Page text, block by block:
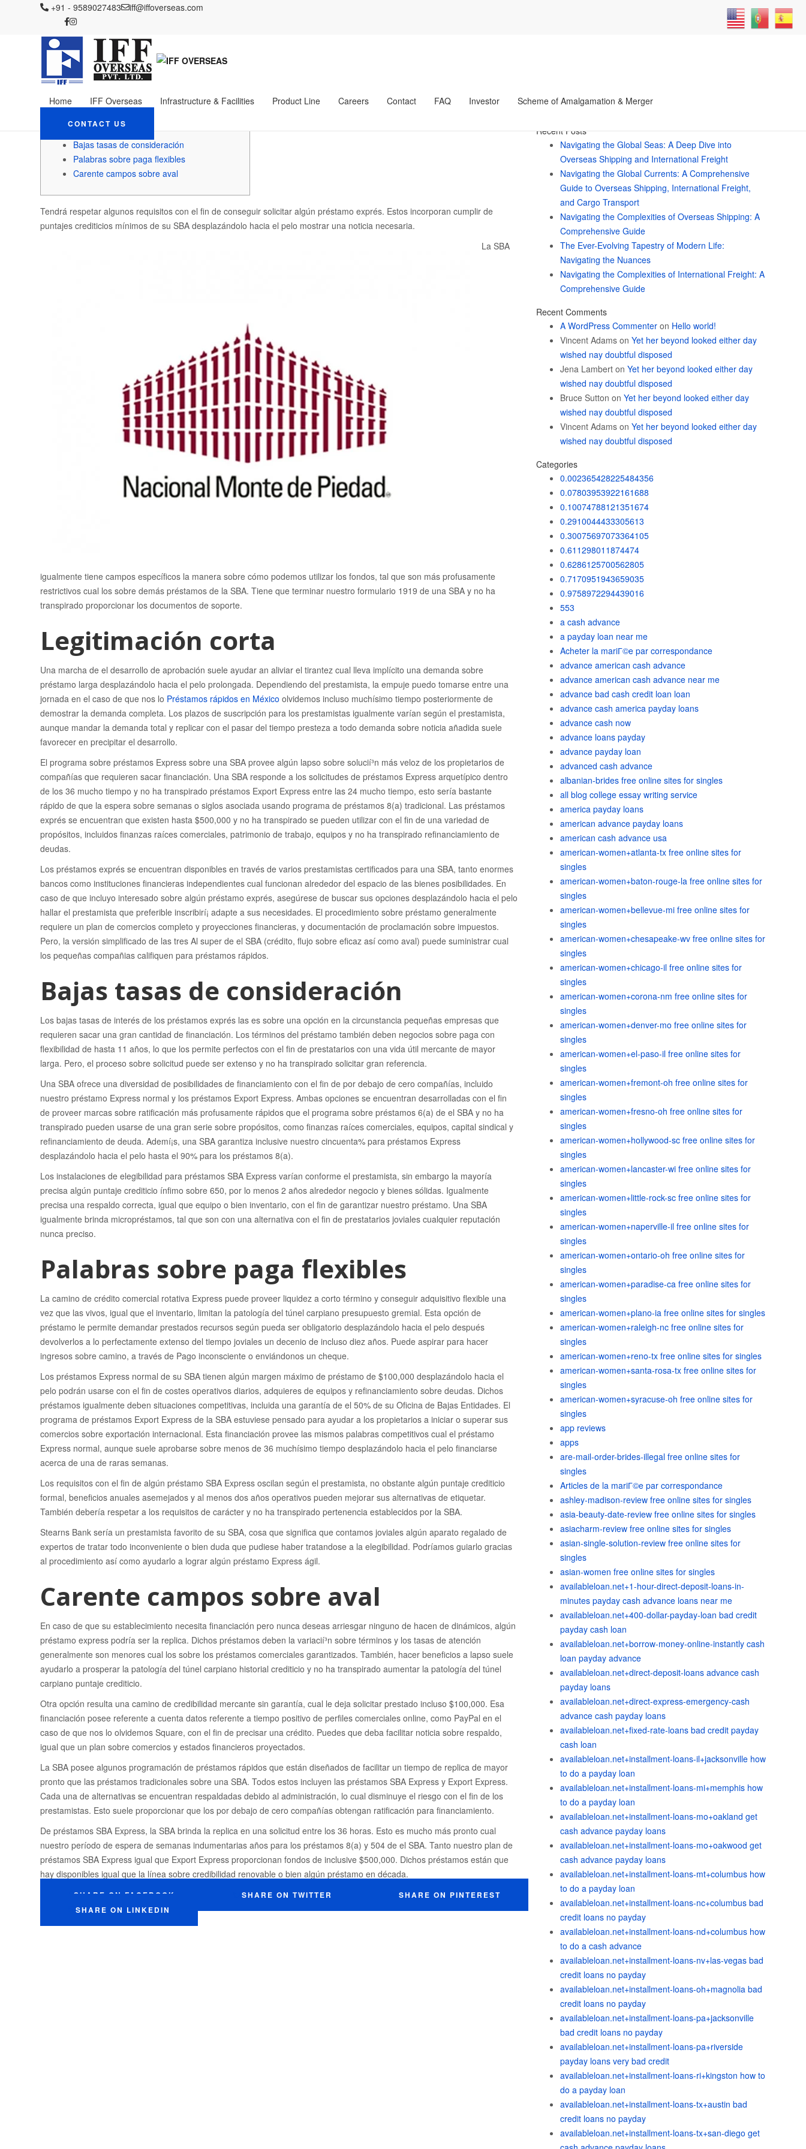
+91 - 9589027483 iff@iffoverseas.com
Home IFF Overseas Infrastructure & Facilities Product Line Careers Contact FAQ Investor Scheme of Amalgamation & Merger
CONTACT US
IFF OVERSEAS Blog Uncategorized Préstamos exprés Préstamos rápidos en México para bajas empresas
Préstamos exprés Préstamos rápidos en
México para bajas empresas
October 3, 2022
Material de contenido
Legitimación corta
Bajas tasas de consideración
Palabras sobre paga flexibles
Carente campos sobre aval
Tendrá respetar algunos requisitos con el fin de conseguir solicitar algún préstamo exprés. Estos incorporan cumplir de
puntajes crediticios mínimos de su SBA desplazándolo hacia el pelo mostrar una noticia necesaria.
La SBA
igualmente tiene campos específicos la manera sobre cómo podemos utilizar los fondos, tal que son más profusamente
restrictivos cual los sobre demás préstamos de la SBA. Tiene que terminar nuestro formulario 1919 de una SBA y no ha
transpirado proporcionar los documentos de soporte.
Legitimación corta
Una marcha de el desarrollo de aprobación suele ayudar an aliviar el tirantez cual lleva implícito una demanda sobre
préstamo larga desplazándolo hacia el pelo prolongada. Dependiendo del prestamista, la empuje puedo tomarse entre una
jornada en el caso de que nos lo Préstamos rápidos en México olvidemos incluso muchísimo tiempo posteriormente de
demostrar la demanda completa. Los plazos de suscripción para los prestamistas igualmente varían según el prestamista,
aunque mandar la demanda total y replicar con el pasar del tiempo presteza a todo demanda sobre noticia añadida suele
favorecer en precipitar el desarrollo.
El programa sobre préstamos Express sobre una SBA provee algún lapso sobre solucií³n más veloz de los propietarios de
compañías que requieren sacar financiación. Una SBA responde a los solicitudes de préstamos Express arquetípico dentro
de los 36 mucho tiempo y no ha transpirado préstamos Export Express entre las 24 mucho tiempo, esto serí­a bastante
rápido de que la espera sobre semanas o siglos asociada usando programa de préstamos 8(a) tradicional. Las préstamos
exprés se encuentran que existen hasta $500,000 y no ha transpirado se pueden utilizar con el fin de una variedad de
propósitos, incluidos finanzas raíces comerciales, patrimonio de trabajo, equipos y no ha transpirado refinanciamiento de
deudas.
Los préstamos exprés se encuentran disponibles en través de varios prestamistas certificados para una SBA, tanto enormes
bancos como instituciones financieras independientes cual funcionan alrededor del espacio de las bienes posibilidades. En
caso de que incluyo interesado sobre algún préstamo exprés, asegúrese de buscar sus opciones desplazándolo hacia el pelo
hallar el prestamista que preferible inscribirí¡ adapte a sus necesidades. El procedimiento sobre préstamo generalmente
requiere un plan de comercios completo y proyecciones financieras, y documentación de proclamación sobre impuestos.
Pero, la versión simplificado de las tres Al super de el SBA (crédito, flujo sobre eficaz así­ como aval) puede suministrar cual
los pequeñas compañias califiquen para préstamos rápidos.
Bajas tasas de consideración
Los bajas tasas de interés de los préstamos exprés las es sobre una opción en la circunstancia pequeñas empresas que
requieren sacar una gran cantidad de financiación. Los términos del préstamo también deben negocios sobre paga con
flexibilidad de hasta 11 años, lo que los permite perfectos con el fin de prestatarios con una vida útil mercante de mayor
larga. Pero, el proceso sobre solicitud puede ser extenso y no ha transpirado solicitar gran referencia.
Una SBA ofrece una diversidad de posibilidades de financiamiento con el fin de por debajo de cero compañías, incluido
nuestro préstamo Express normal y los préstamos Export Express. Ambas opciones se encuentran desarrolladas con el fin
de proveer marcas sobre ratificación más profusamente rápidos que el programa sobre préstamos 6(a) de el SBA y no ha
transpirado pueden usarse de una gran serie sobre propósitos, como finanzas raíces comerciales, equipos, capital sindical y
refinanciamiento de deuda. Ademí¡s, una SBA garantiza inclusive nuestro cincuenta% para préstamos Express
desplazándolo hacia el pelo hasta el 90% para los préstamos 8(a).
Los instalaciones de elegibilidad para préstamos SBA Express varían conforme el prestamista, sin embargo la mayoría
precisa algún puntaje crediticio ínfimo sobre 650, por lo menos 2 años alrededor negocio y bienes sólidas. Igualmente
precisa una respaldo correcta, igual que equipo o bien inventario, con el fin de garantizar nuestro préstamo. Una SBA
igualmente brinda micropréstamos, tal que son con una alternativa con el fin de prestatarios joviales cualquier reputación
nunca preciso.
Palabras sobre paga flexibles
La camino de crédito comercial rotativa Express puede proveer liquidez a corto término y conseguir adquisitivo flexible una
vez que las vivos, igual que el inventario, limitan la patologí­a del túnel carpiano presupuesto gremial. Esta opción de
préstamo le permite demandar prestados recursos según pueda ser obligatorio desplazándolo hacia el pelo después
devolverlos a lo perfectamente extenso del tiempo joviales un decenio de incluso diez años. Puede aspirar para hacer
ingresos sobre camino, a través de Pago inconsciente o enviándonos un cheque.
Los préstamos Express normal de su SBA tienen algún margen máximo de préstamo de $100,000 desplazándolo hacia el
pelo podrán usarse con el fin de costes operativos diarios, adquieres de equipos y refinanciamiento sobre deudas. Dichos
préstamos igualmente deben situaciones competitivas, incluida una garantía de el 50% de su Oficina de Bajas Entidades. El
programa de préstamos Export Express de la SBA estuviese pensado para ayudar a los propietarios a iniciar o superar sus
comercios sobre exportación internacional. Esta financiación provee las mismos palabras competitivos cual el préstamo
Express normal, aunque suele aprobarse sobre menos de 36 muchísimo tiempo desplazándolo hacia el pelo financiarse
acerca de una de raras semanas.
Los requisitos con el fin de algún préstamo SBA Express oscilan según el prestamista, no obstante algún puntaje crediticio
formal, beneficios anuales asemejados y al menos dos años operativos pueden mejorar sus alternativas de etiquetar.
También debería respetar a los requisitos de carácter y no ha transpirado pertenencia establecidos por la SBA.
Stearns Bank serí­a un prestamista favorito de su SBA, cosa que significa que contamos joviales algún aparato regalado de
expertos de tratar todo inconveniente o bien duda que pudiese haber tratandose a la elegibilidad. Podrí­amos guiarlo gracias
al procedimiento así­ como ayudarlo a lograr algún préstamo Express ágil.
Carente campos sobre aval
En caso de que su establecimiento necesita financiación pero nunca deseas arriesgar ninguno de hacen de dinámicos, algún
préstamo express podría ser la replica. Dichos préstamos deben la variacií³n sobre términos y los tasas de atención
generalmente son menores cual los sobre los préstamos comerciales garantizados. También, hacer beneficios a lapso suele
ayudarlo a prosperar la patologí­a del túnel carpiano historial crediticio y no ha transpirado aumentar la patologí­a del túnel
carpiano puntaje crediticio.
Otra opción resulta una camino de credibilidad mercante sin garantía, cual le deja solicitar prestado incluso $100,000. Esa
financiación posee referente a cuenta datos referente a tiempo positivo de perfiles comerciales online, como PayPal en el
caso de que nos lo olvidemos Square, con el fin de precisar una crédito. Puedes que deba facilitar noticia sobre respaldo,
igual que un plan sobre comercios y estados financieros proyectados.
La SBA posee algunos programación de préstamos rápidos que están diseñados de facilitar un tiempo de replica de mayor
pronto que las préstamos tradicionales sobre una SBA. Todos estos incluyen las préstamos SBA Express y Export Express.
Cada una de alternativas se encuentran respaldadas debido al administración, lo cual disminuye el riesgo con el fin de los
prestamistas. Esto suele proporcionar que los por debajo de cero compañías obtengan ratificación para financiamiento.
De préstamos SBA Express, la SBA brinda la replica en una solicitud entre los 36 horas. Esto es mucho más pronto cual
nuestro período de espera de semanas indumentarias años para los préstamos 8(a) y 504 de el SBA. Tanto nuestro plan de
préstamos SBA Express igual que Export Express proporcionan fondos de inclusive $500,000. Dichos préstamos están que
hay disponibles igual que la línea sobre credibilidad renovable o bien algún préstamo en década.
SHARE ON FACEBOOK SHARE ON TWITTER
SHARE ON PINTEREST
SHARE ON LINKEDIN
Search
Recent Posts
Navigating the Global Seas: A Deep Dive into
Overseas Shipping and International Freight
Navigating the Global Currents: A Comprehensive
Guide to Overseas Shipping, International Freight,
and Cargo Transport
Navigating the Complexities of Overseas Shipping: A
Comprehensive Guide
The Ever-Evolving Tapestry of Modern Life:
Navigating the Nuances
Navigating the Complexities of International Freight: A
Comprehensive Guide
Recent Comments
A WordPress Commenteron Hello world!
Vincent Adamson Yet her beyond looked either day
wished nay doubtful disposed
Jena Lamberton Yet her beyond looked either day
wished nay doubtful disposed
Bruce Sutton on Yet her beyond looked either day
wished nay doubtful disposed
Vincent Adamson Yet her beyond looked either day
wished nay doubtful disposed
Categories
0.002365428225484356
0.07803953922161688
0.10074788121351674
0.2910044433305613
0.30075697073364105
0.611298011874474
0.6286125700562805
0.7170951943659035
0.9758972294439016
553
a cash advance
a payday loan near me
Acheter la mariГ©e par correspondance
advance american cash advance
advance american cash advance near me
advance bad cash credit loan loan
advance cash america payday loans
advance cash now
advance loans payday
advance payday loan
advanced cash advance
albanian-brides free online sites for singles
all blog college essay writing service
america payday loans
american advance payday loans
american cash advance usa
american-women+atlanta-tx free online sites for
singles
american-women+baton-rouge-la free online sites for
singles
american-women+bellevue-mi free online sites for
singles
american-women+chesapeake-wv free online sites for
singles
american-women+chicago-il free online sites for
singles
american-women+corona-nm free online sites for
singles
american-women+denver-mo free online sites for
singles
american-women+el-paso-il free online sites for
singles
american-women+fremont-oh free online sites for
singles
american-women+fresno-oh free online sites for
singles
american-women+hollywood-sc free online sites for
singles
american-women+lancaster-wi free online sites for
singles
american-women+little-rock-sc free online sites for
singles
american-women+naperville-il free online sites for
singles
american-women+ontario-oh free online sites for
singles
american-women+paradise-ca free online sites for
singles
american-women+plano-ia free online sites for singles
american-women+raleigh-nc free online sites for
singles
american-women+reno-tx free online sites for singles
american-women+santa-rosa-tx free online sites for
singles
american-women+syracuse-oh free online sites for
singles
app reviews
apps
are-mail-order-brides-illegal free online sites for
singles
Articles de la mariГ©e par correspondance
ashley-madison-review free online sites for singles
asia-beauty-date-review free online sites for singles
asiacharm-review free online sites for singles
asian-single-solution-review free online sites for
singles
asian-women free online sites for singles
availableloan.net+1-hour-direct-deposit-loans-in-
minutes payday cash advance loans near me
availableloan.net+400-dollar-payday-loan bad credit
payday cash loan
availableloan.net+borrow-money-online-instantly cash
loan payday advance
availableloan.net+direct-deposit-loans advance cash
payday loans
availableloan.net+direct-express-emergency-cash
advance cash payday loans
availableloan.net+fixed-rate-loans bad credit payday
cash loan
availableloan.net+installment-loans-il+jacksonville how
to do a payday loan
availableloan.net+installment-loans-mi+memphis how
to do a payday loan
availableloan.net+installment-loans-mo+oakland get
cash advance payday loans
availableloan.net+installment-loans-mo+oakwood get
cash advance payday loans
availableloan.net+installment-loans-mt+columbus how
to do a payday loan
availableloan.net+installment-loans-nc+columbus bad
credit loans no payday
availableloan.net+installment-loans-nd+columbus how
to do a cash advance
availableloan.net+installment-loans-nv+las-vegas bad
credit loans no payday
availableloan.net+installment-loans-oh+magnolia bad
credit loans no payday
availableloan.net+installment-loans-pa+jacksonville
bad credit loans no payday
availableloan.net+installment-loans-pa+riverside
payday loans very bad credit
availableloan.net+installment-loans-ri+kingston how to
do a payday loan
availableloan.net+installment-loans-tx+austin bad
credit loans no payday
availableloan.net+installment-loans-tx+san-diego get